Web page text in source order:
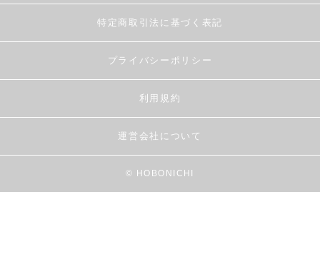
特定商取引法に基づく表記
プライバシーポリシー
利用規約
運営会社について
© HOBONICHI